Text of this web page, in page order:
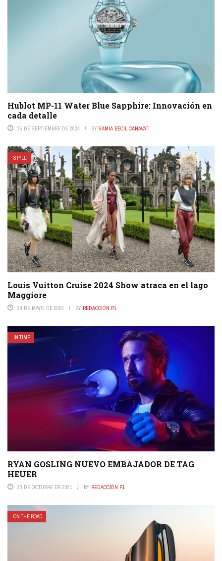
Hublot MP-11 Water Blue Sapphire: Innovación en
cada detalle
25 DE SEPTIEMBRE DE 2024 BY SAMIA BECIL CANAVATI
STYLE
Louis Vuitton Cruise 2024 Show atraca en el lago
Maggiore
29 DE MAYO DE 2023 BY REDACCIÓN P1
IN TIME
RYAN GOSLING NUEVO EMBAJADOR DE TAG
HEUER
23 DE OCTUBRE DE 2021 BY REDACCIÓN P1
ON THE ROAD